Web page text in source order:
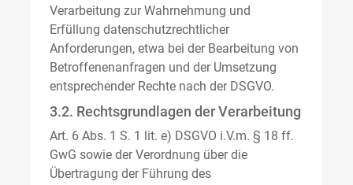
Verarbeitung zur Wahrnehmung und
Erfüllung datenschutzrechtlicher
Anforderungen, etwa bei der Bearbeitung von
Betroffenenanfragen und der Umsetzung
entsprechender Rechte nach der DSGVO.
3.2. Rechtsgrundlagen der Verarbeitung
Art. 6 Abs. 1 S. 1 lit. e) DSGVO i.V.m. § 18 ff.
GwG sowie der Verordnung über die
Übertragung der Führung des